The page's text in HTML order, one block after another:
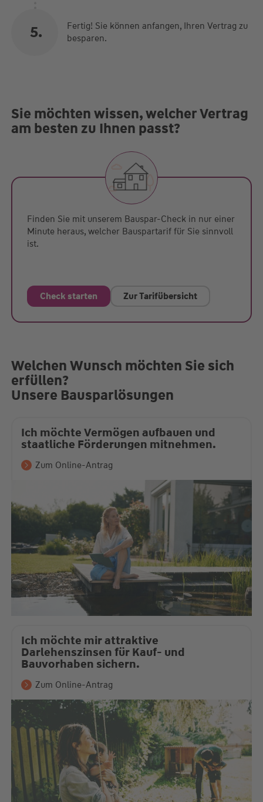
5
Fertig! Sie können anfangen, Ihren Vertrag zu
besparen.
Sie möchten wissen, welcher Vertrag
am besten zu Ihnen passt?
Finden Sie mit unserem Bauspar-Check in nur einer
Minute heraus, welcher Bauspartarif für Sie sinnvoll
ist.
Check starten Zur Tarifübersicht
Welchen Wunsch möchten Sie sich
erfüllen?
Unsere Bausparlösungen
Ich möchte Vermögen aufbauen und
staatliche Förderungen mitnehmen.
Zum Online-Antrag
Ich möchte mir attraktive
Darlehenszinsen für Kauf- und
Bauvorhaben sichern.
Zum Online-Antrag